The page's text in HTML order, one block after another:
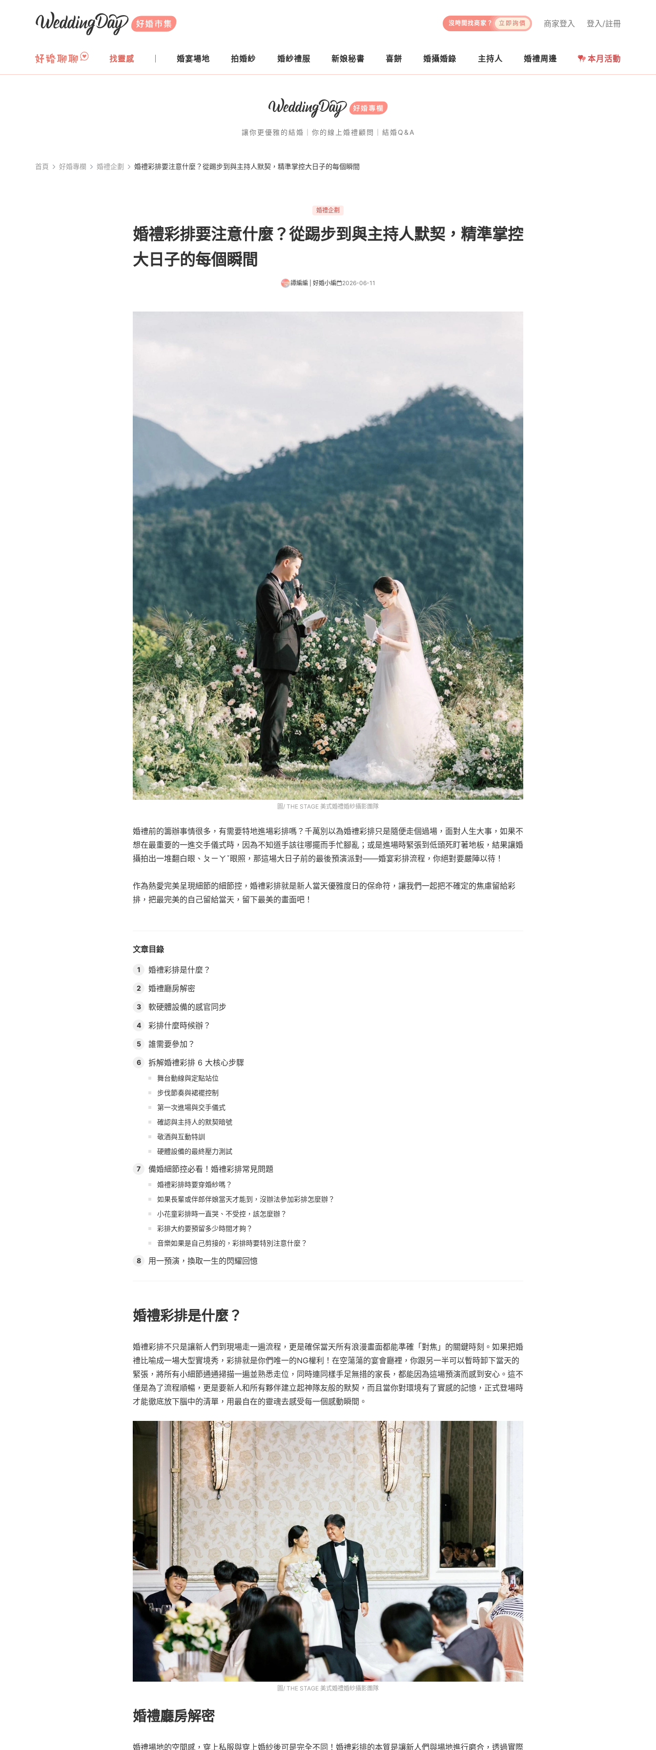
WeddingDay 好婚市集
登入/註冊
商家登入
沒時間找商家？ 立即詢價
找靈感 婚宴場地 拍婚紗 婚紗禮服 新娘秘書 喜餅 婚攝婚錄 主持人 婚禮周邊 本月活動
讓你更優雅的結婚｜你的線上婚禮顧問｜結婚Q&A
首頁 好婚專欄 婚禮企劃 婚禮彩排要注意什麼？從踢步到與主持人默契，精準掌控大日子的每個瞬間
婚禮企劃
婚禮彩排要注意什麼？從踢步到與主持人默契，精準掌控
大日子的每個瞬間
譚編編 | 好婚小編 2026-06-11
圖/ THE STAGE 美式婚禮婚紗攝影團隊
婚禮前的籌辦事情很多，有需要特地進場彩排嗎？千萬別以為婚禮彩排只是隨便走個過場，面對人生大事，如果不
想在最重要的一進交手儀式時，因為不知道手該往哪擺而手忙腳亂；或是進場時緊張到低頭死盯著地板，結果讓婚
攝拍出一堆翻白眼、ㄆㄧㄚˇ眼照，那這場大日子前的最後預演派對——婚宴彩排流程，你絕對要嚴陣以待！
作為熱愛完美呈現細節的細節控，婚禮彩排就是新人當天優雅度日的保命符，讓我們一起把不確定的焦慮留給彩
排，把最完美的自己留給當天，留下最美的畫面吧！
文章目錄
1 婚禮彩排是什麼？
2 婚禮廳房解密
3 軟硬體設備的感官同步
4 彩排什麼時候辦？
5 誰需要參加？
6 拆解婚禮彩排 6 大核心步驟
舞台動線與定點站位
步伐節奏與裙襬控制
第一次進場與交手儀式
確認與主持人的默契暗號
敬酒與互動特訓
硬體設備的最終壓力測試
7 備婚細節控必看！婚禮彩排常見問題
婚禮彩排時要穿婚紗嗎？
如果長輩或伴郎伴娘當天才能到，沒辦法參加彩排怎麼辦？
小花童彩排時一直哭、不受控，該怎麼辦？
彩排大約要預留多少時間才夠？
音樂如果是自己剪接的，彩排時要特別注意什麼？
8 用一預演，換取一生的閃耀回憶
婚禮彩排是什麼？
婚禮彩排不只是讓新人們到現場走一遍流程，更是確保當天所有浪漫畫面都能準確「對焦」的關鍵時刻。如果把婚
禮比喻成一場大型實境秀，彩排就是你們唯一的NG權利！在空蕩蕩的宴會廳裡，你跟另一半可以暫時卸下當天的
緊張，將所有小細節通通掃描一遍並熟悉走位，同時連同樣手足無措的家長，都能因為這場預演而感到安心。這不
僅是為了流程順暢，更是要新人和所有夥伴建立起神隊友般的默契，而且當你對環境有了實感的記憶，正式登場時
才能徹底放下腦中的清單，用最自在的靈魂去感受每一個感動瞬間。
圖/ THE STAGE 美式婚禮婚紗攝影團隊
婚禮廳房解密
婚禮場地的空間感，穿上私服與穿上婚紗後可是完全不同！婚禮彩排的本質是讓新人們與場地進行磨合，透過實際